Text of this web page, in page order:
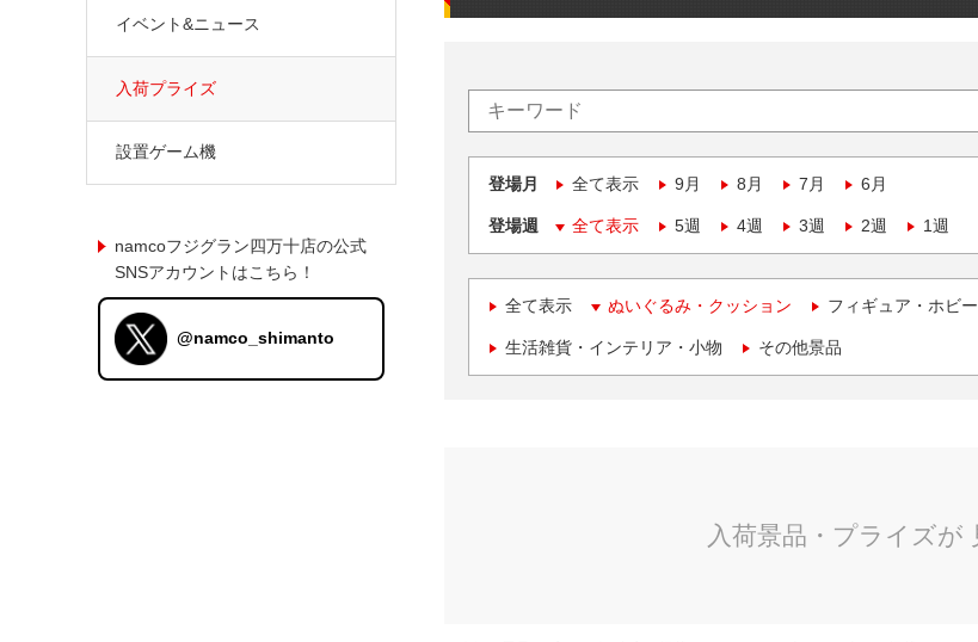
登場月 全て表示 9月 8月 7月 6月
登場週 全て表示 5週 4週 3週 2週 1週
全て表示 ぬいぐるみ・クッション フィギュア・ホビー
生活雑貨・インテリア・小物 その他景品
イベント&ニュース
入荷プライズ
設置ゲーム機
namcoフジグラン四万十店の公式
SNSアカウントはこちら！
@namco_shimanto